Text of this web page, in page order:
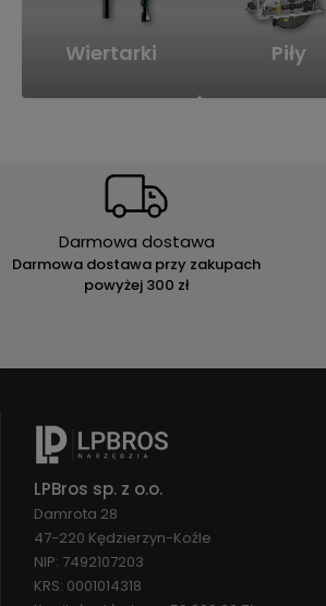
Wiertarki Piły
Darmowa dostawa
Darmowa dostawa przy zakupach
powyżej 300 zł
LPBros sp. z o.o.
Damrota 28
47-220 Kędzierzyn-Koźle
NIP: 7492107203
KRS: 0001014318